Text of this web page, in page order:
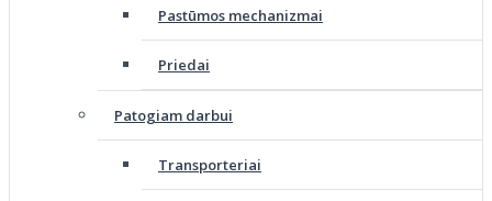
Pastūmos mechanizmai
Priedai
Patogiam darbui
Transporteriai